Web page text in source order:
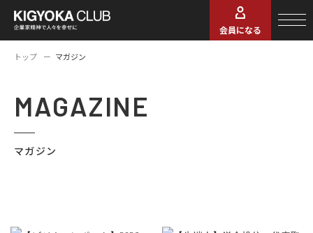
会員になる
トップ マガジン
MAGAZINE
マガジン